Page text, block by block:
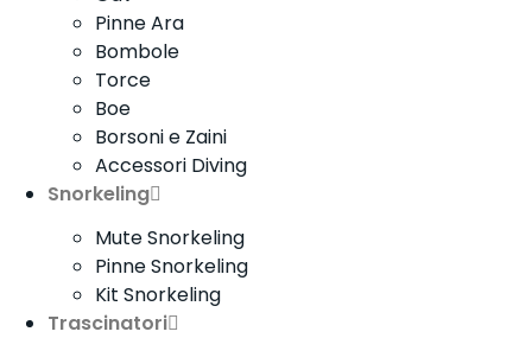
Pinne Ara
Bombole
Torce
Boe
Borsoni e Zaini
Accessori Diving
Snorkeling
Mute Snorkeling
Pinne Snorkeling
Kit Snorkeling
Trascinatori